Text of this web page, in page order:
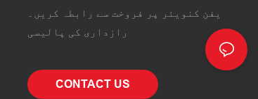
یفن کنویئر پر فروخت سے رابطہ کریں۔
رازداری کی پالیسی
CONTACT US